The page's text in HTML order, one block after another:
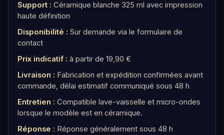
Support : Céramique blanche 325 ml avec impression
haute définition
Disponibilité : Sur demande via le formulaire de
contact
Prix indicatif : à partir de 19,90 €
Livraison : Fabrication et expédition confirmées avant
commande, délai estimatif communiqué sous 48 h
Entretien : Compatible lave-vaisselle et micro-ondes
lorsque le modèle est en céramique.
Réponse : Réponse généralement sous 48 h